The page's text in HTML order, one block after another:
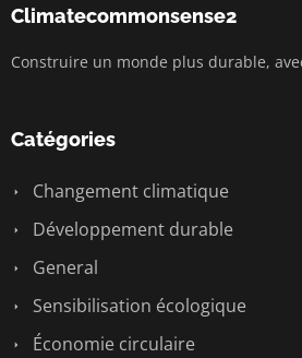
Climatecommonsense2
Construire un monde plus durable,
Catégories
Changement climatique
Développement durable
General
Sensibilisation écologique
Économie circulaire